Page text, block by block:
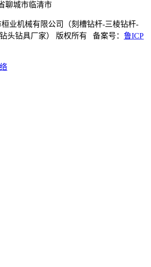
聊城市临清市
业机械有限公司（刻槽钻杆-三棱钻杆-
头钻具厂家） 版权所有 备案号： 鲁ICP